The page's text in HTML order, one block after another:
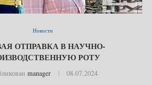
Новости
ОТПРАВКА В НАУЧНО-
РОТУ
manager
08.07.2024